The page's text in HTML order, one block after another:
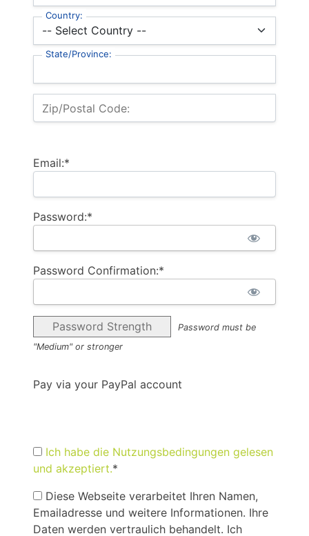
Country:
State/Province:
Zip/Postal Code:
Email:*
Password:*
Password Confirmation:*
Password Strength
Password must be
"Medium" or stronger
Pay via your PayPal account
Ich habe die Nutzungsbedingungen gelesen
und akzeptiert.*
Diese Webseite verarbeitet Ihren Namen,
Emailadresse und weitere Informationen. Ihre
Daten werden vertraulich behandelt. Ich